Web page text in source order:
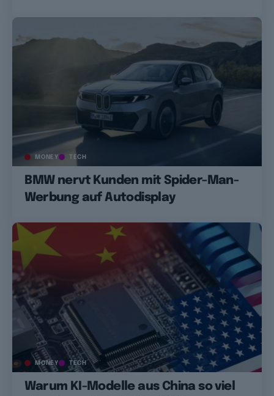
MONEY TECH
BMW nervt Kunden mit Spider-Man-
Werbung auf Autodisplay
MONEY TECH
Warum KI-Modelle aus China so viel